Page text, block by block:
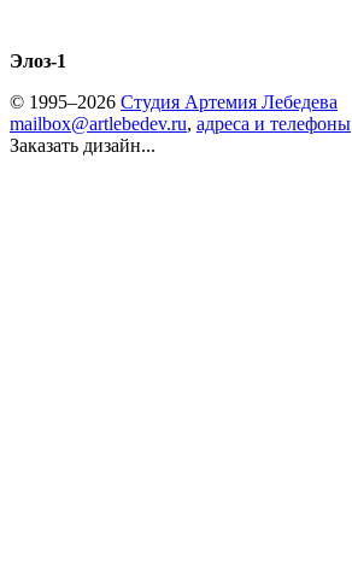
Элоз-1
© 1995–2026 Студия Артемия Лебедева
mailbox@artlebedev.ru, адреса и телефоны
Заказать дизайн...